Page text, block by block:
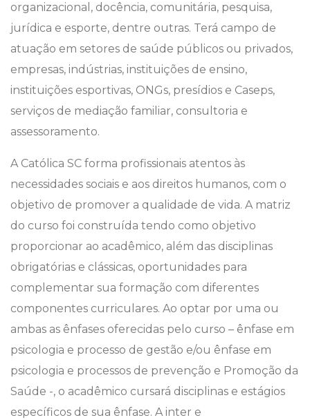
organizacional, docência, comunitária, pesquisa,
jurídica e esporte, dentre outras. Terá campo de
atuação em setores de saúde públicos ou privados,
empresas, indústrias, instituições de ensino,
instituições esportivas, ONGs, presídios e Caseps,
serviços de mediação familiar, consultoria e
assessoramento.
A Católica SC forma profissionais atentos às
necessidades sociais e aos direitos humanos, com o
objetivo de promover a qualidade de vida. A matriz
do curso foi construída tendo como objetivo
proporcionar ao acadêmico, além das disciplinas
obrigatórias e clássicas, oportunidades para
complementar sua formação com diferentes
componentes curriculares. Ao optar por uma ou
ambas as ênfases oferecidas pelo curso – ênfase em
psicologia e processo de gestão e/ou ênfase em
psicologia e processos de prevenção e Promoção da
Saúde -, o acadêmico cursará disciplinas e estágios
específicos de sua ênfase. A inter e